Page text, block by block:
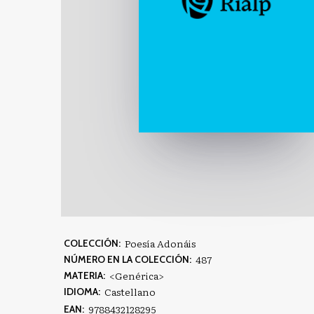
COLECCIÓN: Poesía Adonáis
NÚMERO EN LA COLECCIÓN: 487
MATERIA: <Genérica>
IDIOMA: Castellano
EAN: 9788432128295